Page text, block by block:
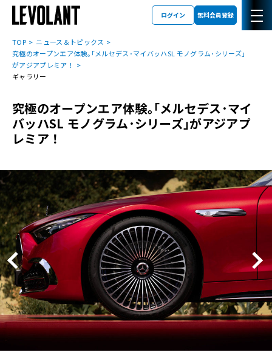
ログイン 無料会員登録
TOP
ニュース＆トピックス
究極のオープンエア体験｡｢メルセデス･マイバッハSL モノグラム･シリーズ｣
がアジアプレミア！
ギャラリー
究極のオープンエア体験｡｢メルセデス･マイ
バッハSL モノグラム･シリーズ｣がアジアプ
レミア！